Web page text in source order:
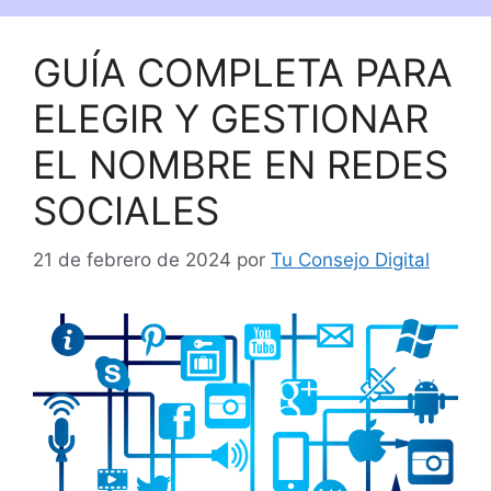
GUÍA COMPLETA PARA
ELEGIR Y GESTIONAR
EL NOMBRE EN REDES
SOCIALES
21 de febrero de 2024 por Tu Consejo Digital